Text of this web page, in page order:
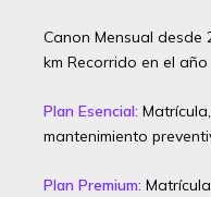
Canon Mensual desde
km Recorrido en el año
Plan Esencial:
mantenimiento
Plan Premium: